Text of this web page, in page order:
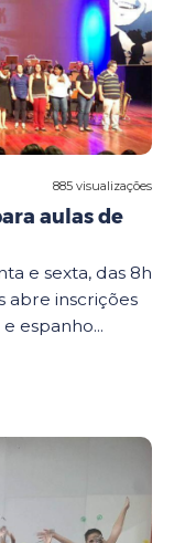
885 visualizações
aulas de
e sexta, das 8h
abre inscrições
espanho...